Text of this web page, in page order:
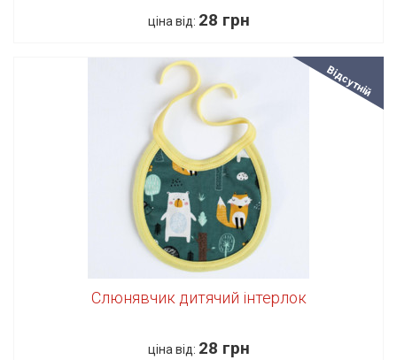
ціна від: 28 грн
Відсутній
Слюнявчик дитячий інтерлок
ціна від: 28 грн